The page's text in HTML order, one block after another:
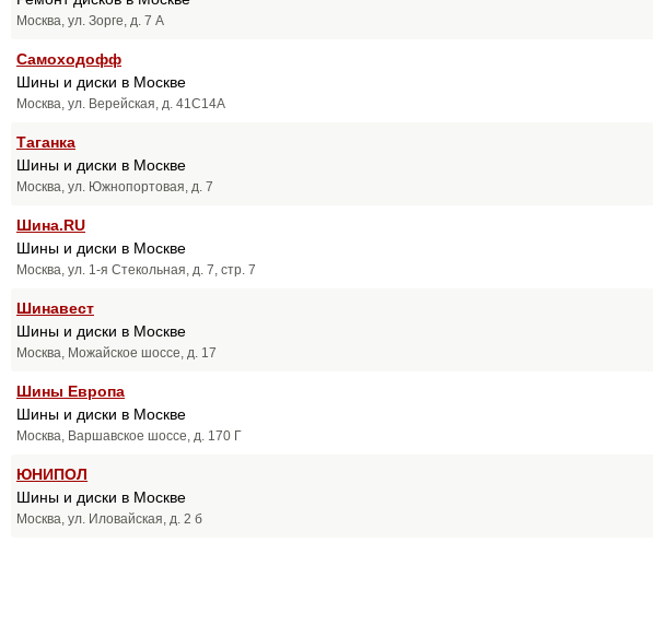
Москва, ул. Зорге, д. 7 А
Самоходофф
Шины и диски в Москве
Москва, ул. Верейская, д. 41С14А
Таганка
Шины и диски в Москве
Москва, ул. Южнопортовая, д. 7
Шина.RU
Шины и диски в Москве
Москва, ул. 1-я Стекольная, д. 7, стр. 7
Шинавест
Шины и диски в Москве
Москва, Можайское шоссе, д. 17
Шины Европа
Шины и диски в Москве
Москва, Варшавское шоссе, д. 170 Г
ЮНИПОЛ
Шины и диски в Москве
Москва, ул. Иловайская, д. 2 б